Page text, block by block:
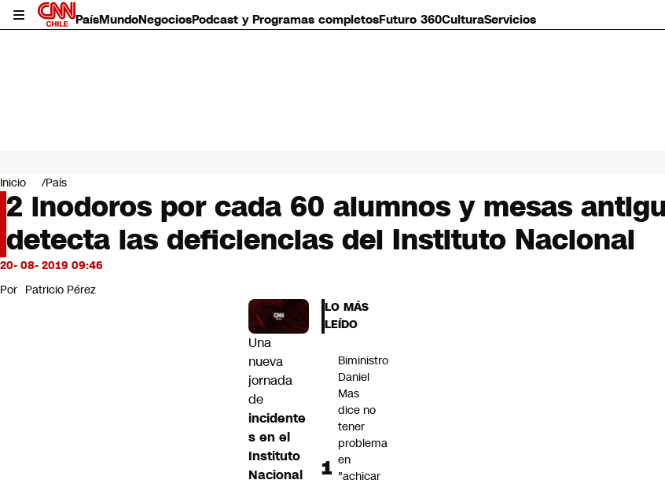
PaísMundoNegociosPodcast y Programas completosFuturo 360CulturaServicios
Mundo
Negocios
Deportes
Programas completos
Cultura
Servicios
Bits
CNN Data
Inicio País
2 inodoros por cada 60 alumnos y mesas
detecta las deficiencias del Instituto Nacional
20- 08- 2019 09:46
Por Patricio Pérez
Una
nueva
jornada
de
incidente
s en el
Instituto
Nacional
LO MÁS
LEÍDO
Biministro
Daniel
Mas
dice no
tener
problema
en
"achicar